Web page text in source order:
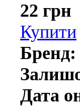
22 грн
Купити
Бренд:
Дата